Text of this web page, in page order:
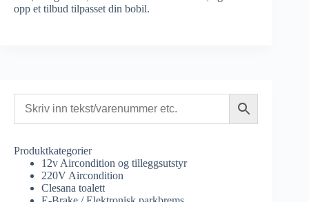
opp et tilbud tilpasset din bobil.
Produktkategorier
12v Aircondition og tilleggsutstyr
220V Aircondition
Clesana toalett